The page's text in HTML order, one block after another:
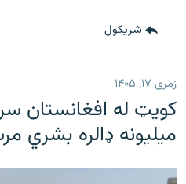
شريکول
زمری ۱۷, ۱۴۰۵
کویټ له افغانستان
میلیونه ډالره بشري